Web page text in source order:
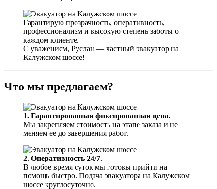
Гарантирую прозрачность, оперативность,
профессионализм и высокую степень заботы о
каждом клиенте.
С уважением, Руслан — частный эвакуатор на
Калужском шоссе!
Что мы предлагаем?
1. Гарантированная фиксированная цена.
Мы закрепляем стоимость на этапе заказа и не
меняем её до завершения работ.
2. Оперативность 24/7.
В любое время суток мы готовы прийти на
помощь быстро. Подача эвакуатора на Калужском
шоссе круглосуточно.